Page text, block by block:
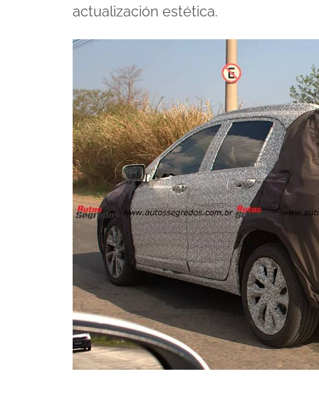
actualización estética.